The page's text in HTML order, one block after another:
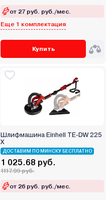
от 27 руб. руб./мес.
Еще 1 комплектация
Купить
Шлифмашина Einhell TE-DW 225
X
ДОСТАВИМ ПО МИНСКУ БЕСПЛАТНО
1 025.68 руб.
1117.99 руб.
от 26 руб. руб./мес.